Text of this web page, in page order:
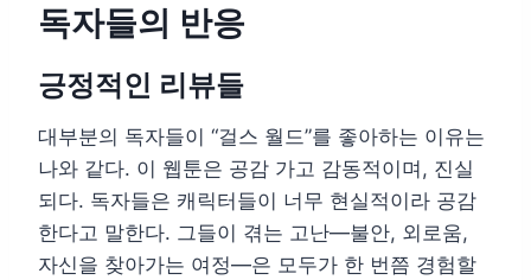
독자들의 반응
긍정적인 리뷰들
대부분의 독자들이 “걸스 월드”를 좋아하는 이유는
나와 같다. 이 웹툰은 공감 가고 감동적이며, 진실
되다. 독자들은 캐릭터들이 너무 현실적이라 공감
한다고 말한다. 그들이 겪는 고난—불안, 외로움,
자신을 찾아가는 여정—은 모두가 한 번쯤 경험할